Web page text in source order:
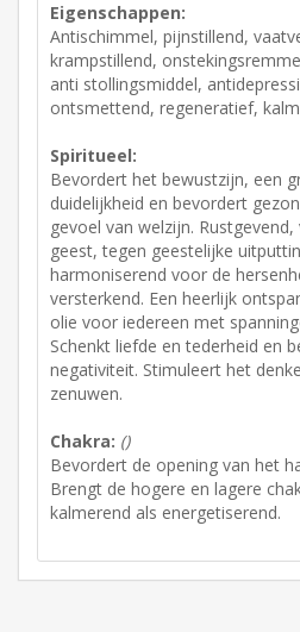
Eigenschappen:
Antischimmel, pijnstillend,
krampstillend,
anti stollingsmiddel,
ontsmettend, regeneratief,
Spiritueel:
Bevordert het bewustzijn, een
duidelijkheid en bevordert
gevoel van welzijn.
geest, tegen geestelijke
harmoniserend voor de
versterkend. Een heerlijk
olie voor iedereen met
Schenkt liefde en tederheid en
negativiteit. Stimuleert het
zenuwen.
Chakra: ()
Bevordert de opening van het
Brengt de hogere en lagere
kalmerend als energetiserend.